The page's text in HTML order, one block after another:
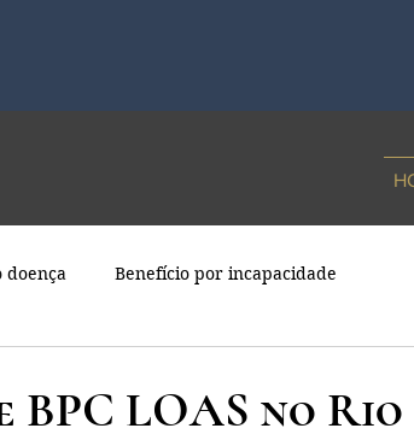
doença Benefício por incapacidade
BPC LOAS no